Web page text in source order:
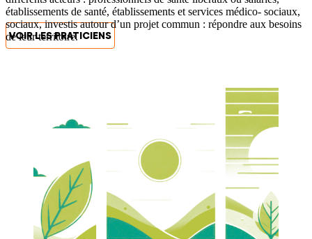
notre territoire ainsi que les praticiens qui y exercent.
VOIR LES PRATICIENS
établissements de santé, établissements et services médico- sociaux,
sociaux, investis autour d’un projet commun : répondre aux besoins
de leur territoire.